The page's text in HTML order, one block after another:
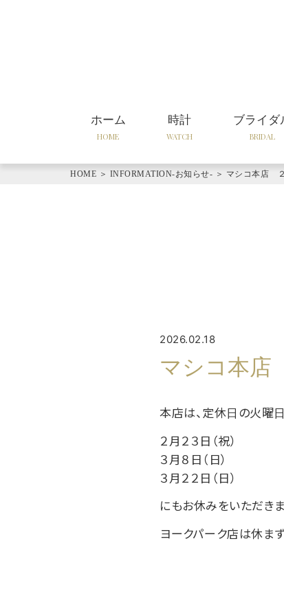
ホーム
HOME
時計
WATCH
ブライダ
BRIDAL
HOME ＞ INFORMATION-お知らせ- ＞ マシコ本店
2026.02.18
マシコ本店
本店は、定休日の火曜
２月２３日（祝）
３月８日（日）
３月２２日（日）
にもお休みをいただきま
ヨークパーク店は休ま